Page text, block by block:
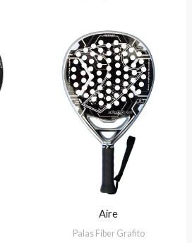
Aire
Palas Fiber Grafito